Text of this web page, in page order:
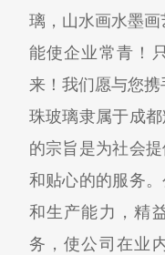
璃，山水画水墨
能使企业常青！
来！我们愿与您
珠玻璃隶属于成
的宗旨是为社会
和贴心的的服务
和生产能力，精
务，使公司在业